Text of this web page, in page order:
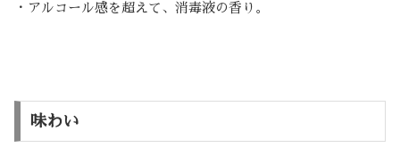
・アルコール感を超えて、消毒液の香り。
味わい